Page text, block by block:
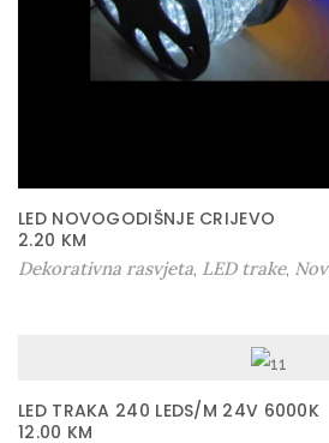
LED NOVOGODIŠNJE CRIJEVO
2.20 KM
Dekorativna rasvjeta LED trake,
LED TRAKA 240 LEDS/M 24V 6000K
12.00 KM